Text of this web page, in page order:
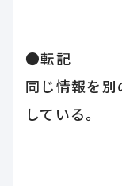
●転記
同じ情報を
している。